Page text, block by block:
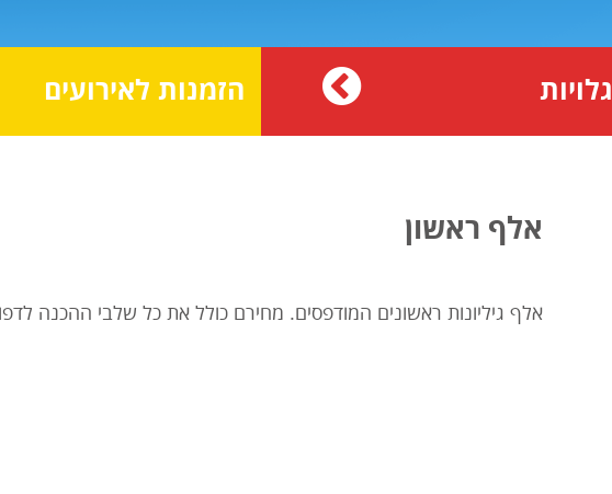
גלויות הזמנות לאירועים
אלף ראשון
אלף גיליונות ראשונים המודפסים. מחירם כולל את כל שלבי ההכנה